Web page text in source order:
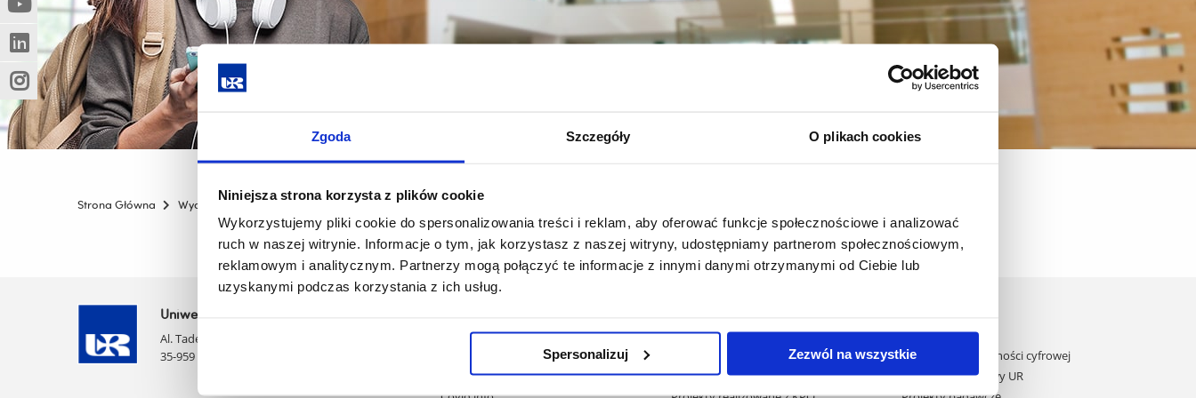
Zgoda Szczegóły O plikach cookies
Niniejsza strona korzysta z plików cookie
Wykorzystujemy pliki cookie do spersonalizowania treści i reklam, aby oferować funkcje społecznościowe i analizować
ruch w naszej witrynie. Informacje o tym, jak korzystasz z naszej witryny, udostępniamy partnerom społecznościowym,
reklamowym i analitycznym. Partnerzy mogą połączyć te informacje z innymi danymi otrzymanymi od Ciebie lub
uzyskanymi podczas korzystania z ich usług.
Spersonalizuj Zezwól na wszystkie
innej
strony)
(Nowe
okno)
(Link
do
innej
strony)
(Nowe
okno)
(Link
do
innej
strony)
(Nowe
okno)
(Link
do
innej
strony)
Strona Główna Wydziały Wydział Technologiczno-Przyrodniczy Współpraca
Uniwersytet Rzeszowski
Al. Tadeusza Rejtana 16C
35-959 Rzeszów
nawigację
przejdź
Mapa serwisu
Wydawnictwo
Zamówienia publiczne
Fundusze strukturalne
Projekty współfinansowane przez UE
Dane kontaktowe
Deklaracja dostępności cyfrowej
Rachunek bankowy UR